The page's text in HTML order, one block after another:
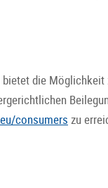
die
consumers zu